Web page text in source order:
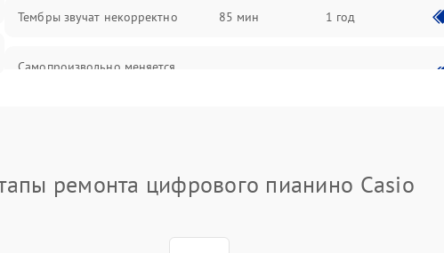
Тембры звучат некорректно 85 мин 1 год
Самопроизвольно меняется
ремонта цифрового пианино Casio